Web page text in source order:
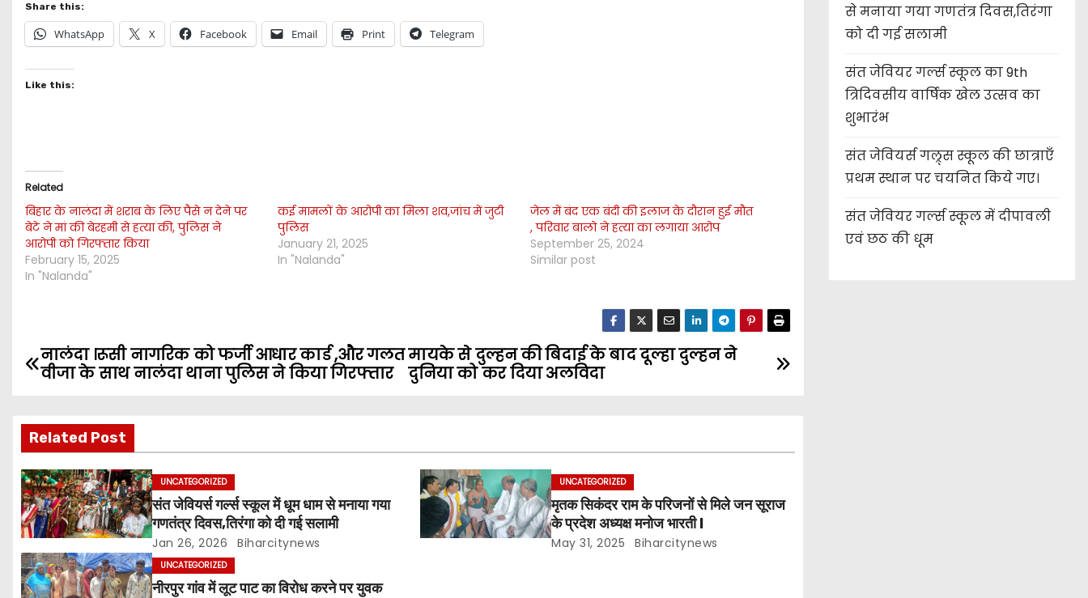
Share this:
WhatsApp X Facebook Email Print Telegram
Like this:
Related
बिहार के नालंदा में शराब के लिए पैसे न देने पर
बेटे ने मां की बेरहमी से हत्या की, पुलिस ने
आरोपी को गिरफ्तार किया
February 15, 2025
In "Nalanda"
कई मामलों के आरोपी का मिला शव,जांच में जुटी
पुलिस
January 21, 2025
In "Nalanda"
जेल में बंद एक बंदी की इलाज के दौरान हुई मौत
, परिवार बालो ने हत्या का लगाया आरोप
September 25, 2024
Similar post
P
s
t
n
a
v
मायके से दुल्हन की बिदाई के बाद दूल्हा दुल्हन ने
दुनिया को कर दिया अलविदा
नालंदा ।रूसी नागरिक को फर्जी आधार कार्ड ,और गलत
वीजा के साथ नालंदा थाना पुलिस ने किया गिरफ्तार
Related Post
UNCATEGORIZED
संत जेवियर्स गर्ल्स स्कूल में धूम धाम से मनाया गया
गणतंत्र दिवस,तिरंगा को दी गई सलामी
Jan 26, 2026 Biharcitynews
UNCATEGORIZED
मृतक सिकंदर राम के परिजनों से मिले जन सूराज
के प्रदेश अध्यक्ष मनोज भारती l
May 31, 2025 Biharcitynews
UNCATEGORIZED
नीरपुर गांव में लूट पाट का विरोध करने पर युवक
से मनाया गया गणतंत्र दिवस,तिरंगा
को दी गई सलामी
संत जेवियर गर्ल्स स्कूल का 9th
त्रिदिवसीय वार्षिक खेल उत्सव का
शुभारंभ
संत जेवियर्स गल्र्स स्कूल की छात्र‌ाएँ
प्रथम स्थान पर चयनित किये गए।
संत जेवियर गर्ल्स स्कूल में दीपावली
एवं छठ की धूम